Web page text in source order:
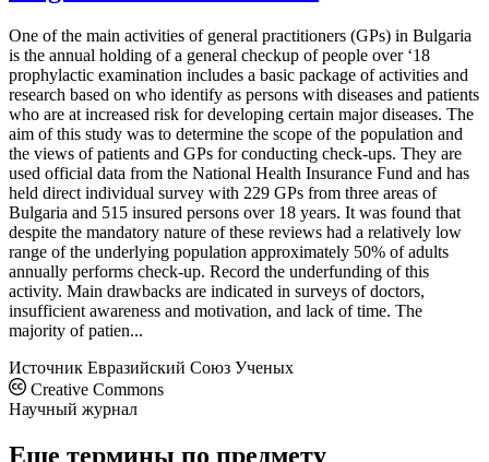
One of the main activities of general practitioners (GPs) in Bulgaria
is the annual holding of a general checkup of people over ‘18
prophylactic examination includes a basic package of activities and
research based on who identify as persons with diseases and patients
who are at increased risk for developing certain major diseases. The
aim of this study was to determine the scope of the population and
the views of patients and GPs for conducting check-ups. They are
used official data from the National Health Insurance Fund and has
held direct individual survey with 229 GPs from three areas of
Bulgaria and 515 insured persons over 18 years. It was found that
despite the mandatory nature of these reviews had a relatively low
range of the underlying population approximately 50% of adults
annually performs check-up. Record the underfunding of this
activity. Main drawbacks are indicated in surveys of doctors,
insufficient awareness and motivation, and lack of time. The
majority of patien...
Источник Евразийский Союз Ученых
Creative Commons
Научный журнал
Еще термины по предмету